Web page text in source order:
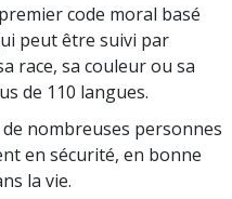
code moral basé
peut être suivi par
race, sa couleur ou sa
de 110 langues.
nombreuses personnes
en sécurité, en bonne
la vie.